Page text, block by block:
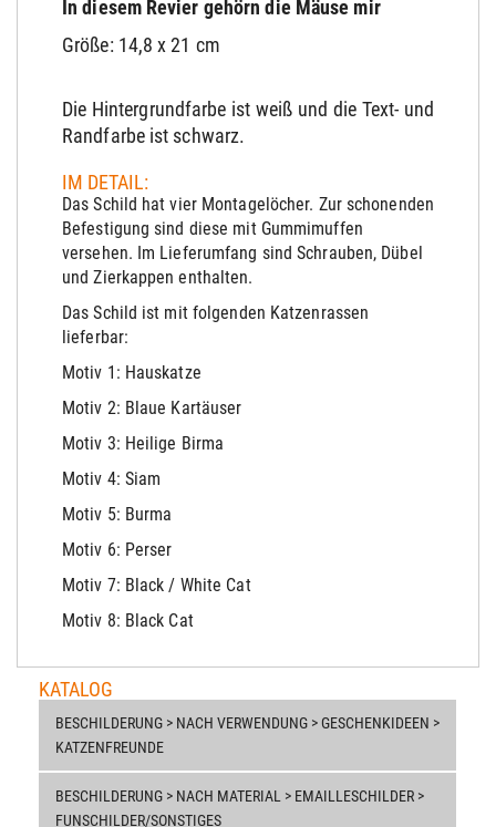
In diesem Revier gehörn die Mäuse mir
Größe: 14,8 x 21 cm
Die Hintergrundfarbe ist weiß und die Text- und
Randfarbe ist schwarz.
IM DETAIL:
Das Schild hat vier Montagelöcher. Zur schonenden
Befestigung sind diese mit Gummimuffen
versehen. Im Lieferumfang sind Schrauben, Dübel
und Zierkappen enthalten.
Das Schild ist mit folgenden Katzenrassen
lieferbar:
Motiv 1: Hauskatze
Motiv 2: Blaue Kartäuser
Motiv 3: Heilige Birma
Motiv 4: Siam
Motiv 5: Burma
Motiv 6: Perser
Motiv 7: Black / White Cat
Motiv 8: Black Cat
KATALOG
BESCHILDERUNG > NACH VERWENDUNG > GESCHENKIDEEN >
KATZENFREUNDE
BESCHILDERUNG > NACH MATERIAL > EMAILLESCHILDER >
FUNSCHILDER/SONSTIGES